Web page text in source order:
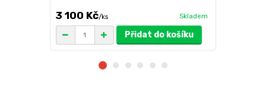
3 100 Kč/ks Skladem
Přidat do košíku